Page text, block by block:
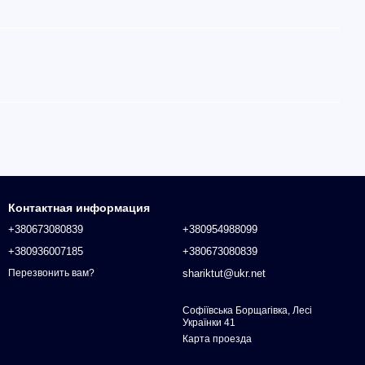
Контактная информация
+380673080839
+380936007185
Перезвонить вам?
+380954988099
+380673080839
shariktut@ukr.net
Софіївська Борщагівка, Лесі
Українки 41
Карта проезда